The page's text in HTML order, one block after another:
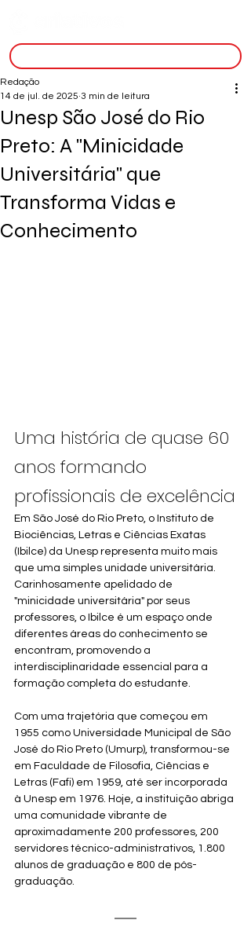
Unesp São José do Rio
Preto: A "Minicidade
Universitária" que
Transforma Vidas e
Conhecimento
Redação
14 de jul. de 2025 3 min de leitura
Uma história de quase 60
anos formando
profissionais de excelência
Em São José do Rio Preto, o Instituto de
Biociências, Letras e Ciências Exatas
(Ibilce) da Unesp representa muito mais
que uma simples unidade universitária.
Carinhosamente apelidado de
"minicidade universitária" por seus
professores, o Ibilce é um espaço onde
diferentes áreas do conhecimento se
encontram, promovendo a
interdisciplinaridade essencial para a
formação completa do estudante.
Com uma trajetória que começou em
1955 como Universidade Municipal de São
José do Rio Preto (Umurp), transformou-se
em Faculdade de Filosofia, Ciências e
Letras (Fafi) em 1959, até ser incorporada
à Unesp em 1976. Hoje, a instituição abriga
uma comunidade vibrante de
aproximadamente 200 professores, 200
servidores técnico-administrativos, 1.800
alunos de graduação e 800 de pós-
graduação.